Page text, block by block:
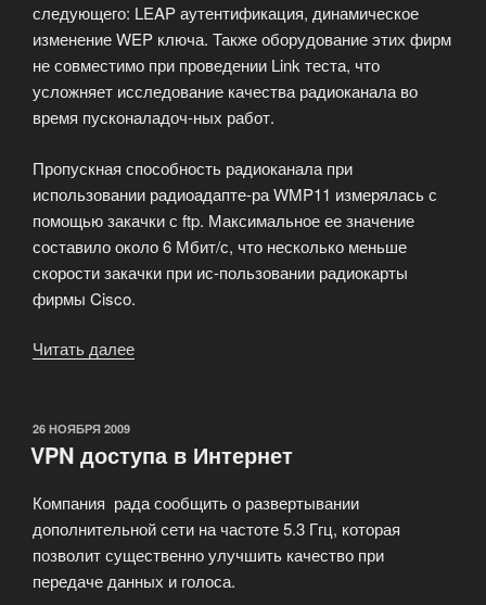
следующего: LEAP аутентификация, динамическое
изменение WEP ключа. Также оборудование этих фирм
не совместимо при проведении Link теста, что
усложняет исследование качества радиоканала во
время пусконаладоч-ных работ.
Пропускная способность радиоканала при
использовании радиоадапте-ра WMP11 измерялась с
помощью закачки с ftp. Максимальное ее значение
составило около 6 Мбит/с, что несколько меньше
скорости закачки при ис-пользовании радиокарты
фирмы Cisco.
Читать далее
фирмы
ОПУБЛИКОВАНО
26 НОЯБРЯ 2009
VPN доступа в Интернет
Компания рада сообщить о развертывании
дополнительной сети на частоте 5.3 Ггц, которая
позволит существенно улучшить качество при
передаче данных и голоса.